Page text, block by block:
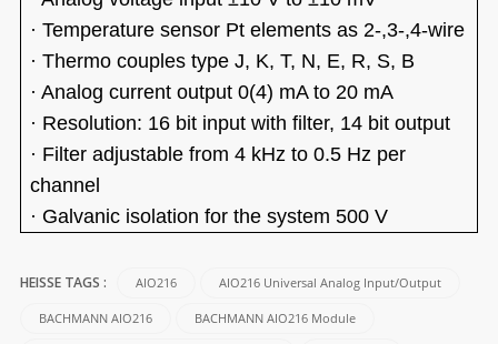
· Temperature sensor Pt elements as 2-,3-,4-wire
· Thermo couples type J, K, T, N, E, R, S, B
· Analog current output 0(4) mA to 20 mA
· Resolution: 16 bit input with filter, 14 bit output
· Filter adjustable from 4 kHz to 0.5 Hz per
channel
· Galvanic isolation for the system 500 V
HEISSE TAGS : AIO216 AIO216 Universal Analog Input/Output
BACHMANN AIO216 BACHMANN AIO216 Module